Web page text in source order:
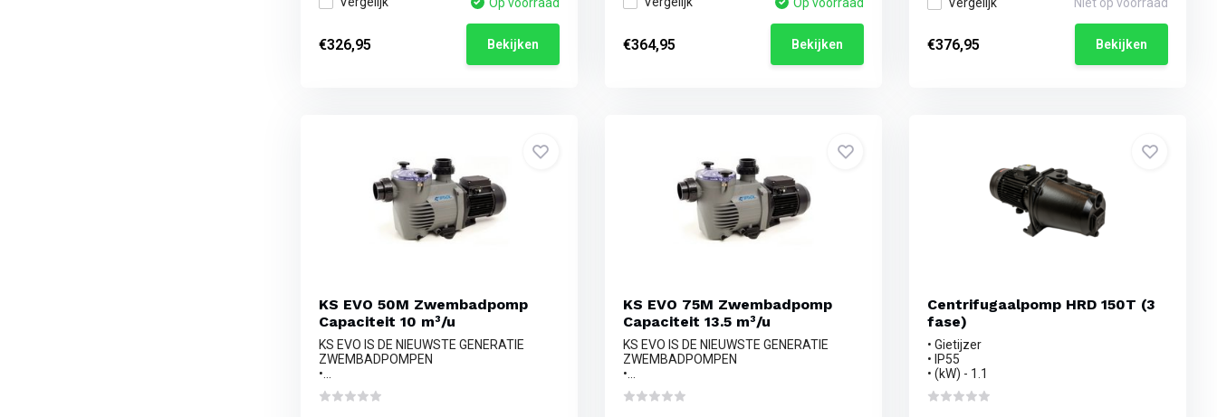
€326,95 Bekijken €364,95 Bekijken €376,95 Bekijken
KS EVO 50M Zwembadpomp
Capaciteit 10 m³/u
KS EVO IS DE NIEUWSTE GENERATIE
ZWEMBADPOMPEN
•...
KS EVO 75M Zwembadpomp
Capaciteit 13.5 m³/u
KS EVO IS DE NIEUWSTE GENERATIE
ZWEMBADPOMPEN
•...
Centrifugaalpomp HRD 150T (3
fase)
• Gietijzer
• IP55
• (kW) - 1.1